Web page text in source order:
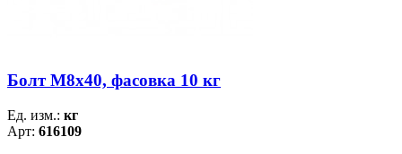
Болт М8х40, фасовка 10 кг
Ед. изм.: кг
Арт: 616109